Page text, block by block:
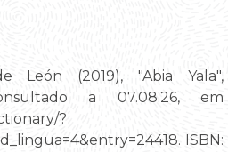
León (2019), "Abia Yala",
a 07.08.26, em
?
ISBN: